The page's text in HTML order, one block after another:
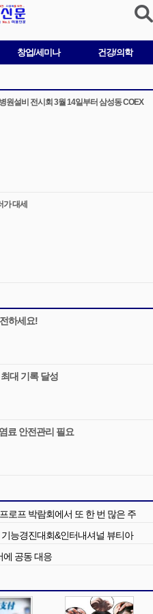
창업/세미나 건강/의학
원설비 전시회 3월 14일부터 삼성동 COEX
가 대세
하세요!
대 기록 달성
료 안전관리 필요
로프 박람회에서 또 한 번 많은 주
능경진대회&인터내셔널 뷰티아
에 공동 대응